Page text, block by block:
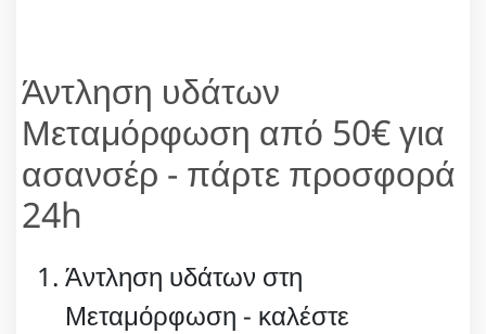
Άντληση υδάτων
Μεταμόρφωση από 50€ για
ασανσέρ - πάρτε προσφορά
24h
Άντληση υδάτων στη
Μεταμόρφωση - καλέστε